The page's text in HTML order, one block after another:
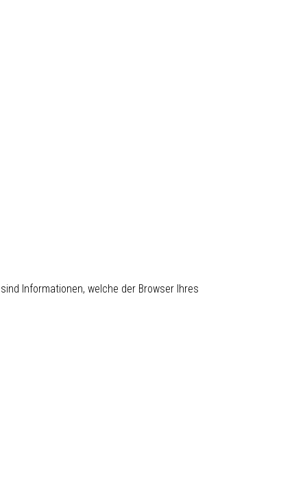
Informationen, welche der Browser Ihres